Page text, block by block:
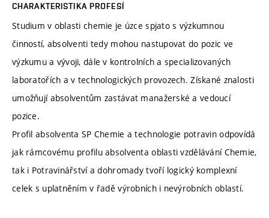
CHARAKTERISTIKA PROFESÍ
Studium v oblasti chemie je úzce spjato s výzkumnou
činností, absolventi tedy mohou nastupovat do pozic ve
výzkumu a vývoji, dále v kontrolních a specializovaných
laboratořích a v technologických provozech. Získané znalosti
umožňují absolventům zastávat manažerské a vedoucí
pozice.
Profil absolventa SP Chemie a technologie potravin odpovídá
jak rámcovému profilu absolventa oblasti vzdělávání Chemie,
tak i Potravinářství a dohromady tvoří logický komplexní
celek s uplatněním v řadě výrobních i nevýrobních oblastí.